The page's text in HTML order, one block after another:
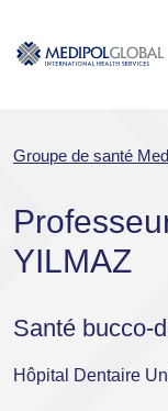
Groupe de santé
YILMAZ
Santé bucco-
Hôpital Dentaire